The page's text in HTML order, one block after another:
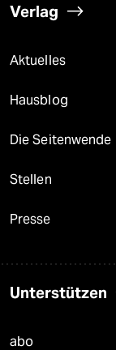
Verlag
Aktuelles
Hausblog
Die Seitenwende
Stellen
Presse
Unterstützen
abo